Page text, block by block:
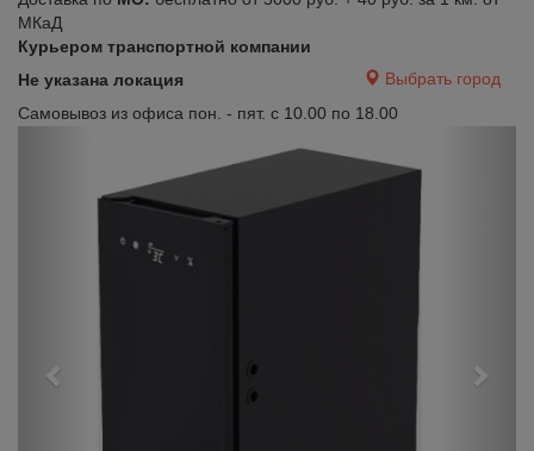
МКаД
Курьером транспортной компании
Не указана локация
Выбрать город
Самовывоз из офиса пон. - пят. с 10.00 по 18.00